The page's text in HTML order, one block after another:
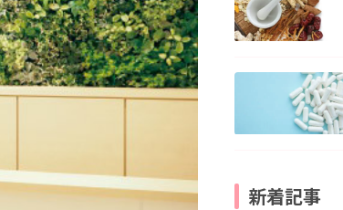
新着記事